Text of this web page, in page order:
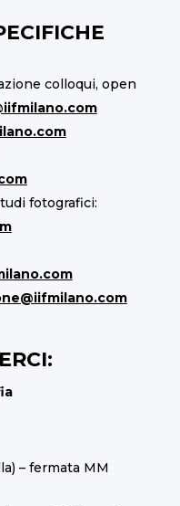
colloqui, open
fotografici:
– fermata MM